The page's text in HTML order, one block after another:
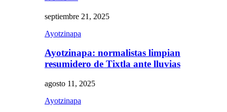
septiembre 21, 2025
Ayotzinapa
Ayotzinapa: normalistas limpian
resumidero de Tixtla ante lluvias
agosto 11, 2025
Ayotzinapa